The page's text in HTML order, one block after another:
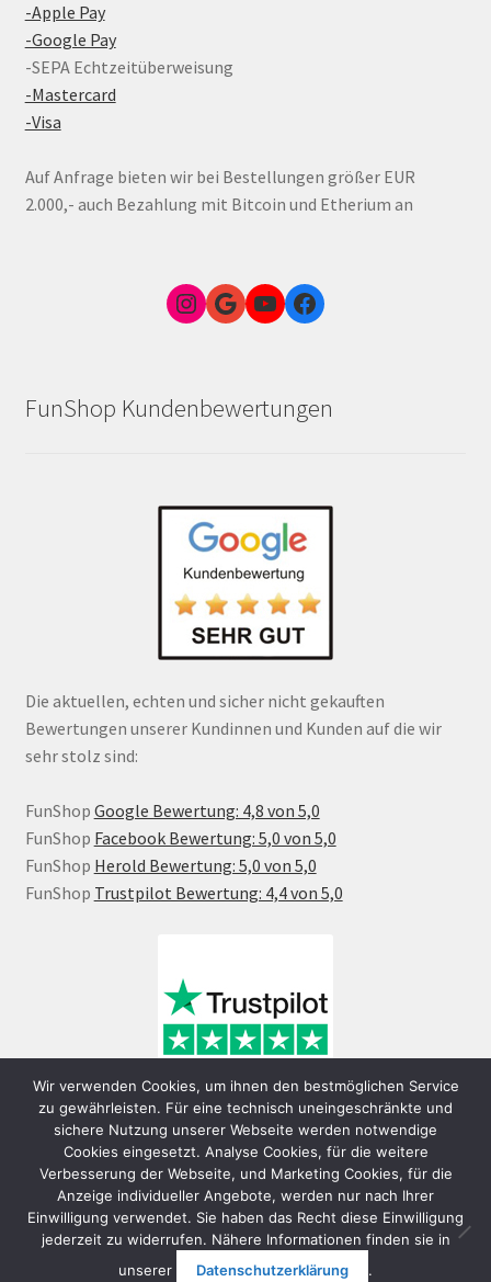
-Apple Pay
-Google Pay
-SEPA Echtzeitüberweisung
-Mastercard
-Visa
Auf Anfrage bieten wir bei Bestellungen größer EUR
2.000,- auch Bezahlung mit Bitcoin und Etherium an
Instagram
Google Link zum FunShop WienYouTubeFacebook
FunShop Kundenbewertungen
Die aktuellen, echten und sicher nicht gekauften
Bewertungen unserer Kundinnen und Kunden auf die wir
sehr stolz sind:
FunShop Google Bewertung: 4,8 von 5,0
FunShop Facebook Bewertung: 5,0 von 5,0
FunShop Herold Bewertung: 5,0 von 5,0
FunShop Trustpilot Bewertung: 4,4 von 5,0
© FunShop Wien - Hochqualitative Elektromobilität 2026
Wir verwenden Cookies, um ihnen den bestmöglichen Service
zu gewährleisten. Für eine technisch uneingeschränkte und
sichere Nutzung unserer Webseite werden notwendige
Cookies eingesetzt. Analyse Cookies, für die weitere
Verbesserung der Webseite, und Marketing Cookies, für die
Anzeige individueller Angebote, werden nur nach Ihrer
Einwilligung verwendet. Sie haben das Recht diese Einwilligung
jederzeit zu widerrufen. Nähere Informationen finden sie in
unserer
Datenschutzerklärung .